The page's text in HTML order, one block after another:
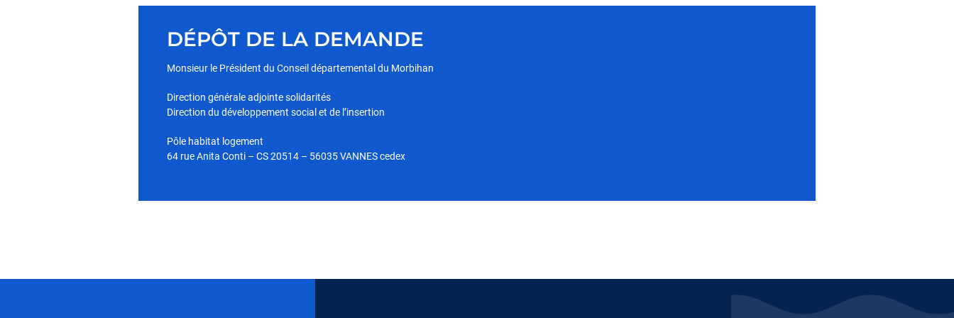
DÉPÔT DE LA DEMANDE
Monsieur le Président du Conseil départemental du Morbihan
Direction générale adjointe solidarités
Direction du développement social et de l’insertion
Pôle habitat logement
64 rue Anita Conti – CS 20514 – 56035 VANNES cedex